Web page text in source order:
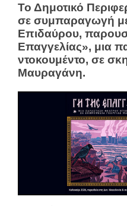
Το Δημοτικό
σε συμπαραγωγή
Επιδαύρου,
Επαγγελίας», μια
ντοκουμέντο, σε
Μαυραγάνη.